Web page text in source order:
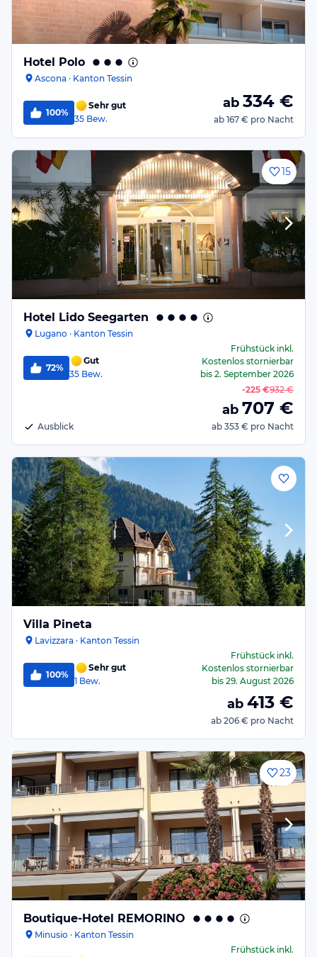
Hotel Polo
Ascona · Kanton Tessin
100%
Sehr gut
35 Bew.
ab 334 €
ab 167 € pro Nacht
15
Hotel Lido Seegarten
Lugano · Kanton Tessin
72%
Gut
35 Bew.
Ausblick
Frühstückinkl.
Kostenlos stornierbar
bis 2. September 2026
-225 €932 €
ab 707 €
ab 353 € pro Nacht
Villa Pineta
Lavizzara · Kanton Tessin
100%
Sehr gut
1 Bew.
Frühstückinkl.
Kostenlos stornierbar
bis 29. August 2026
ab 413 €
ab 206 € pro Nacht
23
Boutique-Hotel REMORINO
Minusio · Kanton Tessin
Frühstückinkl.